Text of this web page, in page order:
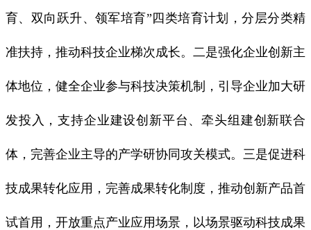
育、双向跃升、领军培育”四类培育计划，分层分类精
准扶持，推动科技企业梯次成长。二是强化企业创新主
体地位，健全企业参与科技决策机制，引导企业加大研
发投入，支持企业建设创新平台、牵头组建创新联合
体，完善企业主导的产学研协同攻关模式。三是促进科
技成果转化应用，完善成果转化制度，推动创新产品首
试首用，开放重点产业应用场景，以场景驱动科技成果